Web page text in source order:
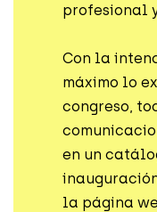
profesional
Con la
máximo lo
congreso,
en un
la página